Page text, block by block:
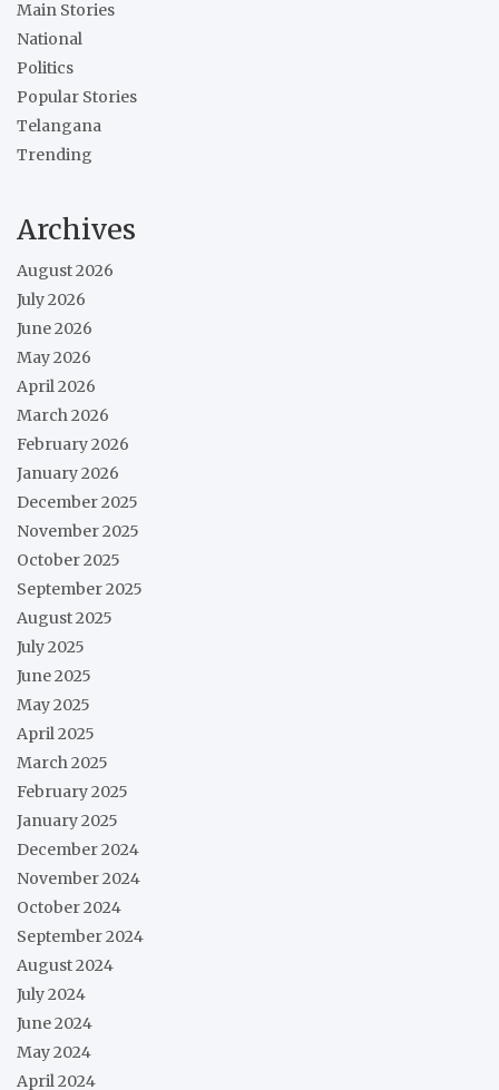
Main Stories
National
Politics
Popular Stories
Telangana
Trending
Archives
August 2026
July 2026
June 2026
May 2026
April 2026
March 2026
February 2026
January 2026
December 2025
November 2025
October 2025
September 2025
August 2025
July 2025
June 2025
May 2025
April 2025
March 2025
February 2025
January 2025
December 2024
November 2024
October 2024
September 2024
August 2024
July 2024
June 2024
May 2024
April 2024